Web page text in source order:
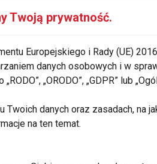
angażuje jedynie
czuła się dobrze,
dziennie jest swego
mała istota. Ćwiczenia
a automasaże
blasku. Bo automasaż
opanować
Twoją prywatność.
Europejskiego i Rady (UE)
danych osobowych i w
„ORODO”, „GDPR” lub
danych oraz zasadach, na
na ten temat.